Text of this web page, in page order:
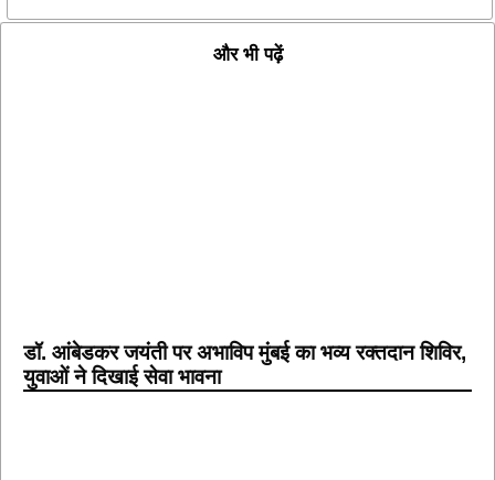
और भी पढ़ें
डॉ. आंबेडकर जयंती पर अभाविप मुंबई का भव्य रक्तदान शिविर,
युवाओं ने दिखाई सेवा भावना